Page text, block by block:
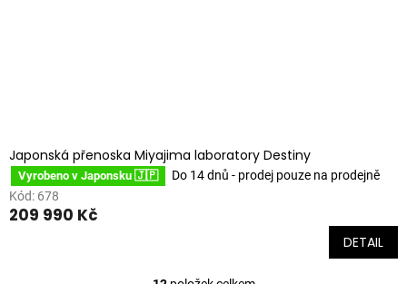
Japonská přenoska Miyajima laboratory Destiny
Vyrobeno v Japonsku 🇯🇵
Do 14 dnů - prodej pouze na prodejně
Kód: 678
209 990 Kč
DETAIL